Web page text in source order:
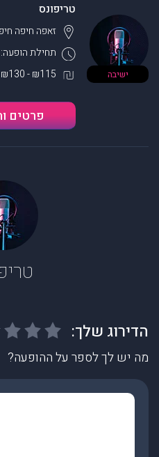
ישיבה
טריפונס
תחילת הופעה: 21:30
זאפה חיפה
₪115 - ₪130
פרטים
מה יש לך לספר על ההופעה?